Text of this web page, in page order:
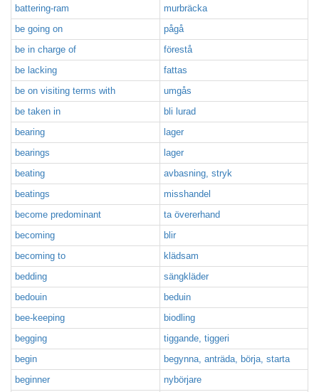
battering-ram
murbräcka
be going on
pågå
be in charge of
förestå
be lacking
fattas
be on visiting terms with
umgås
be taken in
bli lurad
bearing
lager
bearings
lager
beating
avbasning, stryk
beatings
misshandel
become predominant
ta övererhand
becoming
blir
becoming to
klädsam
bedding
sängkläder
bedouin
beduin
bee-keeping
biodling
begging
tiggande, tiggeri
begin
begynna, anträda, börja, starta
beginner
nybörjare